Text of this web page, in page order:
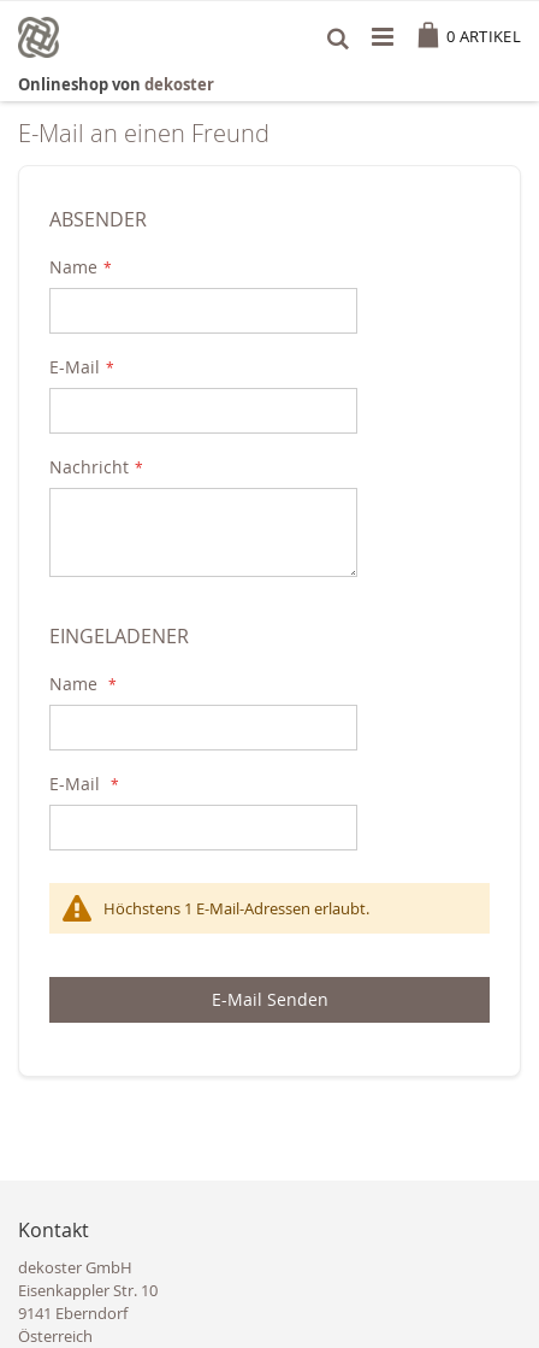
Inhalt
springen
0 ARTIKEL
Onlineshop von dekoster
E-Mail an einen Freund
ABSENDER
Name
E-Mail
Nachricht
EINGELADENER
Name
E-Mail
Höchstens 1 E-Mail-Adressen erlaubt.
E-Mail Senden
Kontakt
dekoster GmbH
Eisenkappler Str. 10
9141 Eberndorf
Österreich